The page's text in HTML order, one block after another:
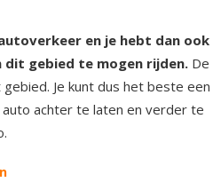
en je hebt dan ook
dit gebied te mogen rijden. De
Je kunt dus het beste een
achter te laten en verder te